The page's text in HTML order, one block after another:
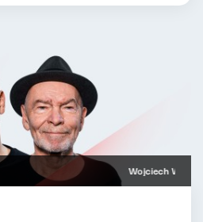
Wojciech